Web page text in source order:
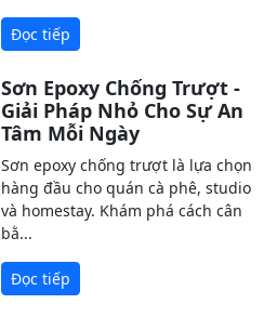
Đọc tiếp
Sơn Epoxy Chống Trượt -
Giải Pháp Nhỏ Cho Sự An
Tâm Mỗi Ngày
Sơn epoxy chống trượt là lựa chọn
hàng đầu cho quán cà phê, studio
và homestay. Khám phá cách cân
bằ...
Đọc tiếp